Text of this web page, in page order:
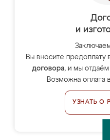
и
Вы вносите предоплату
договора, и мы отдаём
Возможна оплата
УЗНАТЬ О